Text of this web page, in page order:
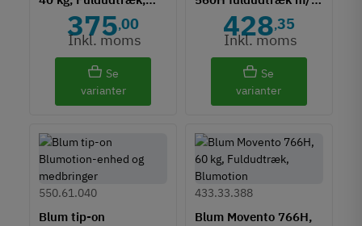
Blumotion
375,00
Inkl. moms
Se
varianter
Blumotion - 30 kg
428,35
Inkl. moms
Se
varianter
Blum tip-on
550.61.040
Blum Movento 766H,
433.33.388